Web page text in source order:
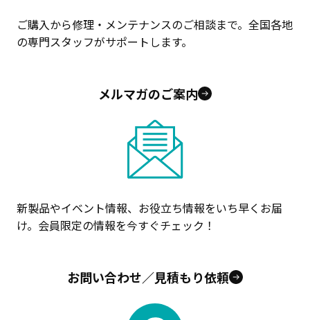
ご購入から修理・メンテナンスのご相談まで。全国各地
の専門スタッフがサポートします。
メルマガのご案内
新製品やイベント情報、お役立ち情報をいち早くお届
け。会員限定の情報を今すぐチェック！
お問い合わせ／見積もり依頼